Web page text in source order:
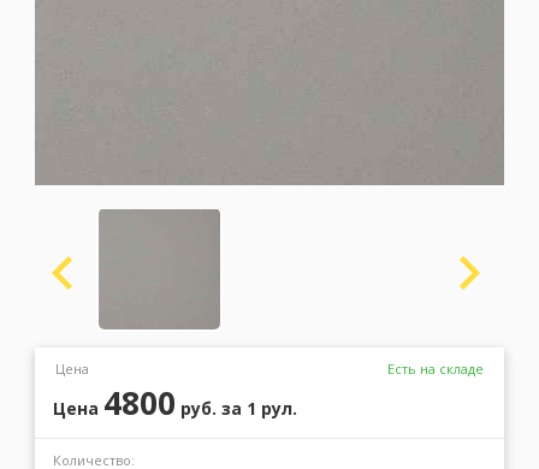
Цена Есть на складе
Цена 4800 руб. за 1 рул.
Количество: